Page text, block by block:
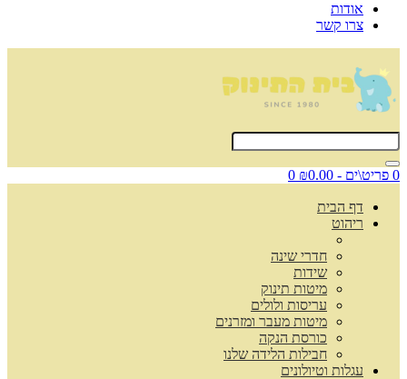
אודות
צרו קשר
0 פריט\ים - ₪0.00 0
דף הבית
ריהוט
חדרי שינה
שידות
מיטות תינוק
עריסות ולולים
מיטות מעבר ומזרנים
כורסת הנקה
חבילות הלידה שלנו
עגלות וטיולונים